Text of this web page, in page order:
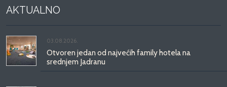
AKTUALNO
03.08.2026.
Otvoren jedan od najvećih family hotela na
srednjem Jadranu